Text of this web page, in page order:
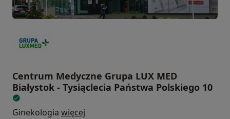
Centrum Medyczne Grupa LUX MED
Białystok - Tysiąclecia Państwa Polskiego 10
Ginekologia więcej